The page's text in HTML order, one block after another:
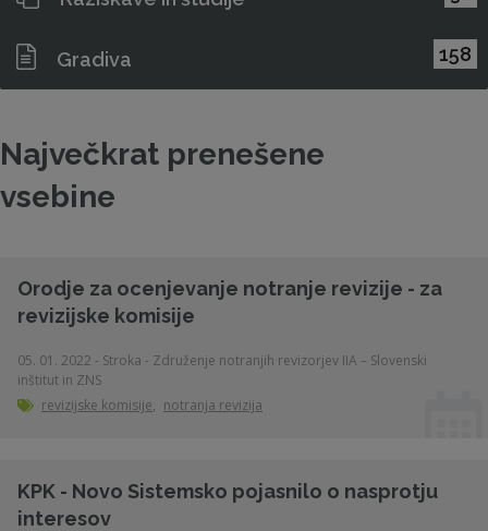
Gradiva 158
Največkrat prenešene
vsebine
Orodje za ocenjevanje notranje revizije - za
revizijske komisije
05. 01. 2022 - Stroka - Združenje notranjih revizorjev IIA – Slovenski
inštitut in ZNS
revizijske komisije, notranja revizija
KPK - Novo Sistemsko pojasnilo o nasprotju
interesov